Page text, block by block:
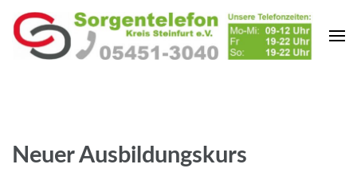
Zum
Inhalt
springen
Neuer Ausbildungskurs